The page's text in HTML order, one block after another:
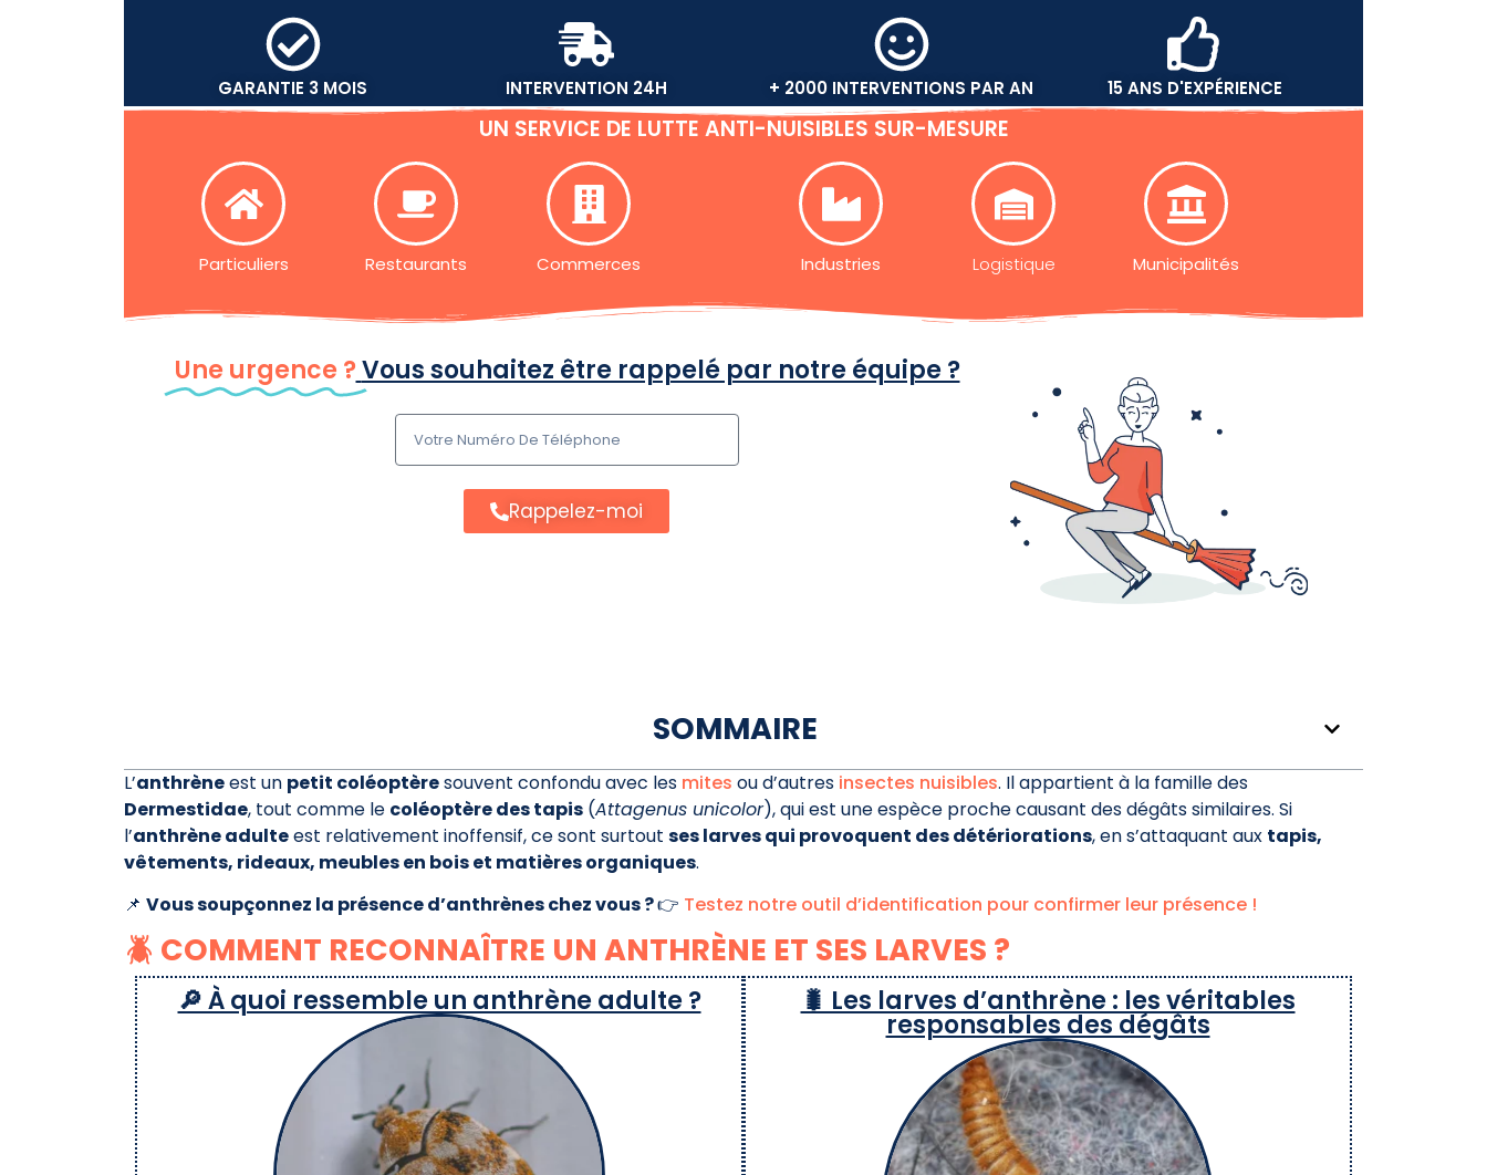
GARANTIE 3 MOIS INTERVENTION 24H + 2000 INTERVENTIONS PAR AN 15 ANS D'EXPÉRIENCE
UN SERVICE DE LUTTE ANTI-NUISIBLES SUR-MESURE
Particuliers Restaurants Commerces Industries Logistique Municipalités
Une urgence ?Vous souhaitez être rappelé par notre équipe ?
Rappelez-moi
SOMMAIRE
L’anthrèneest un petit coléoptèresouvent confondu avec les mites ou d’autres insectes nuisibles. Il appartient à la famille des
Dermestidae, tout comme le coléoptère des tapis (Attagenus unicolor), qui est une espèce proche causant des dégâts similaires. Si
l’anthrène adulteest relativement inoffensif, ce sont surtout ses larves qui provoquent des détériorations, en s’attaquant aux tapis,
vêtements, rideaux, meubles en bois et matières organiques.
📌 Vous soupçonnez la présence d’anthrènes chez vous ?👉 Testez notre outil d’identification pour confirmer leur présence !
🪲 COMMENT RECONNAÎTRE UN ANTHRÈNE ET SES LARVES ?
🔎 À quoi ressemble un anthrène adulte ? 🐛 Les larves d’anthrène : les véritables
responsables des dégâts